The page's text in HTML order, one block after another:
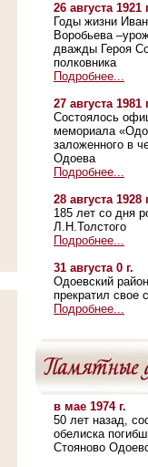
26 августа 1921
Годы жизни
Воробьева
дважды Героя
полковника
Подробнее...
27 августа 1981
Состоялось
мемориала
заложенного в
Одоева
Подробнее...
28 августа 1928
185 лет со дня
Л.Н.Толстого
Подробнее...
31 августа 0 г.
Одоевский
прекратил свое
Подробнее...
в мае 1974 г.
50 лет назад,
обелиска
Стояново